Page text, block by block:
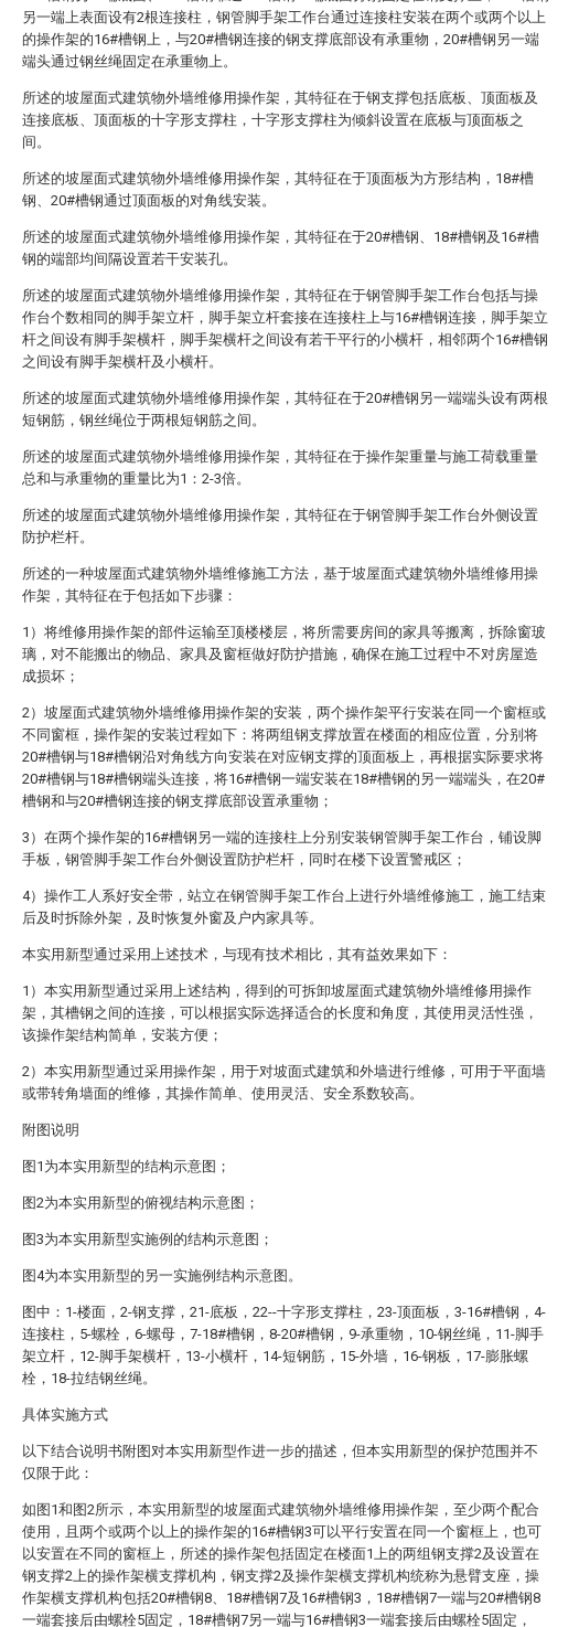
另一端上表面设有2根连接柱，钢管脚手架工作台通过连接柱安装在两个或两个以上
的操作架的16#槽钢上，与20#槽钢连接的钢支撑底部设有承重物，20#槽钢另一端
端头通过钢丝绳固定在承重物上。
所述的坡屋面式建筑物外墙维修用操作架，其特征在于钢支撑包括底板、顶面板及
连接底板、顶面板的十字形支撑柱，十字形支撑柱为倾斜设置在底板与顶面板之
间。
所述的坡屋面式建筑物外墙维修用操作架，其特征在于顶面板为方形结构，18#槽
钢、20#槽钢通过顶面板的对角线安装。
所述的坡屋面式建筑物外墙维修用操作架，其特征在于20#槽钢、18#槽钢及16#槽
钢的端部均间隔设置若干安装孔。
所述的坡屋面式建筑物外墙维修用操作架，其特征在于钢管脚手架工作台包括与操
作台个数相同的脚手架立杆，脚手架立杆套接在连接柱上与16#槽钢连接，脚手架立
杆之间设有脚手架横杆，脚手架横杆之间设有若干平行的小横杆，相邻两个16#槽钢
之间设有脚手架横杆及小横杆。
所述的坡屋面式建筑物外墙维修用操作架，其特征在于20#槽钢另一端端头设有两根
短钢筋，钢丝绳位于两根短钢筋之间。
所述的坡屋面式建筑物外墙维修用操作架，其特征在于操作架重量与施工荷载重量
总和与承重物的重量比为1：2-3倍。
所述的坡屋面式建筑物外墙维修用操作架，其特征在于钢管脚手架工作台外侧设置
防护栏杆。
所述的一种坡屋面式建筑物外墙维修施工方法，基于坡屋面式建筑物外墙维修用操
作架，其特征在于包括如下步骤：
1）将维修用操作架的部件运输至顶楼楼层，将所需要房间的家具等搬离，拆除窗玻
璃，对不能搬出的物品、家具及窗框做好防护措施，确保在施工过程中不对房屋造
成损坏；
2）坡屋面式建筑物外墙维修用操作架的安装，两个操作架平行安装在同一个窗框或
不同窗框，操作架的安装过程如下：将两组钢支撑放置在楼面的相应位置，分别将
20#槽钢与18#槽钢沿对角线方向安装在对应钢支撑的顶面板上，再根据实际要求将
20#槽钢与18#槽钢端头连接，将16#槽钢一端安装在18#槽钢的另一端端头，在20#
槽钢和与20#槽钢连接的钢支撑底部设置承重物；
3）在两个操作架的16#槽钢另一端的连接柱上分别安装钢管脚手架工作台，铺设脚
手板，钢管脚手架工作台外侧设置防护栏杆，同时在楼下设置警戒区；
4）操作工人系好安全带，站立在钢管脚手架工作台上进行外墙维修施工，施工结束
后及时拆除外架，及时恢复外窗及户内家具等。
本实用新型通过采用上述技术，与现有技术相比，其有益效果如下：
1）本实用新型通过采用上述结构，得到的可拆卸坡屋面式建筑物外墙维修用操作
架，其槽钢之间的连接，可以根据实际选择适合的长度和角度，其使用灵活性强，
该操作架结构简单，安装方便；
2）本实用新型通过采用操作架，用于对坡面式建筑和外墙进行维修，可用于平面墙
或带转角墙面的维修，其操作简单、使用灵活、安全系数较高。
附图说明
图1为本实用新型的结构示意图；
图2为本实用新型的俯视结构示意图；
图3为本实用新型实施例的结构示意图；
图4为本实用新型的另一实施例结构示意图。
图中：1-楼面，2-钢支撑，21-底板，22--十字形支撑柱，23-顶面板，3-16#槽钢，4-
连接柱，5-螺栓，6-螺母，7-18#槽钢，8-20#槽钢，9-承重物，10-钢丝绳，11-脚手
架立杆，12-脚手架横杆，13-小横杆，14-短钢筋，15-外墙，16-钢板，17-膨胀螺
栓，18-拉结钢丝绳。
具体实施方式
以下结合说明书附图对本实用新型作进一步的描述，但本实用新型的保护范围并不
仅限于此：
如图1和图2所示，本实用新型的坡屋面式建筑物外墙维修用操作架，至少两个配合
使用，且两个或两个以上的操作架的16#槽钢3可以平行安置在同一个窗框上，也可
以安置在不同的窗框上，所述的操作架包括固定在楼面1上的两组钢支撑2及设置在
钢支撑2上的操作架横支撑机构，钢支撑2及操作架横支撑机构统称为悬臂支座，操
作架横支撑机构包括20#槽钢8、18#槽钢7及16#槽钢3，18#槽钢7一端与20#槽钢8
一端套接后由螺栓5固定，18#槽钢7另一端与16#槽钢3一端套接后由螺栓5固定，